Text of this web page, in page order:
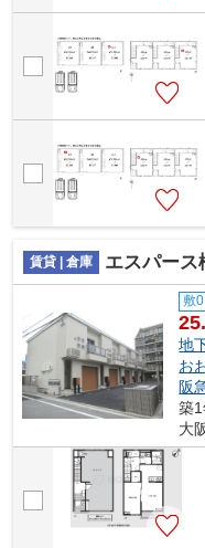
賃貸 | 倉庫 エスパース
敷0
地
お
阪
築
大